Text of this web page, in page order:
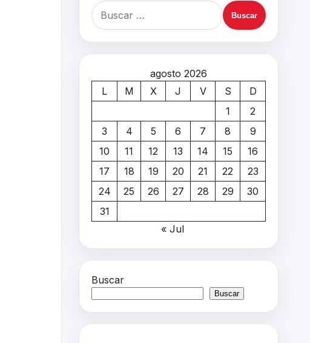
agosto 2026
L
M X J V S
D
1
2
3
4 5 6 7 8
9
10
11 12 13 14 15
16
17
18 19 20 21 22
23
24
25 26 27 28 29
30
31
« Jul
Buscar
Buscar